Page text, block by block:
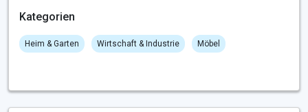
Kategorien
Heim & Garten Wirtschaft & Industrie Möbel